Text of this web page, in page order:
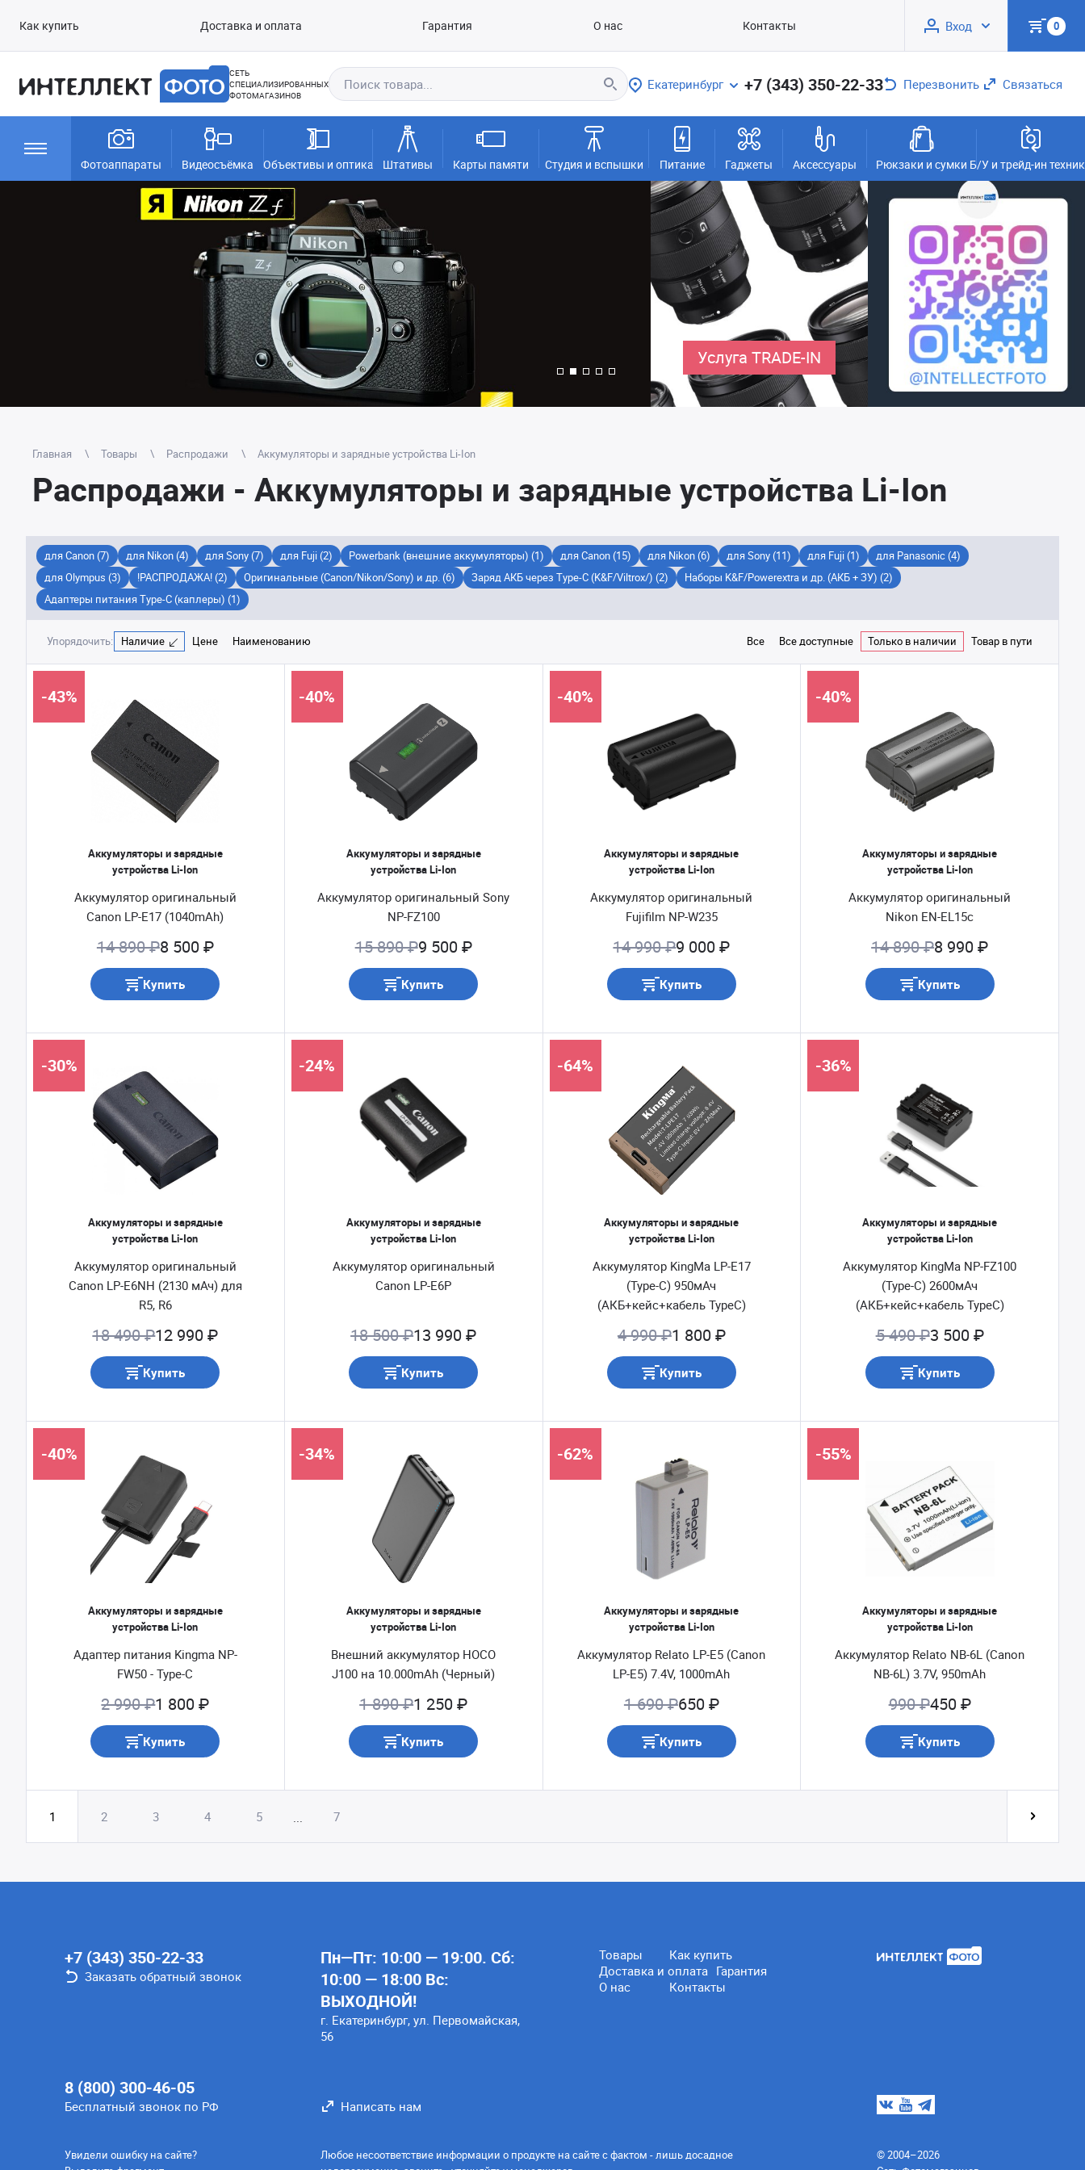
Как купить Доставка и оплата Гарантия О нас Контакты Вход 0
СЕТЬ
СПЕЦИАЛИЗИРОВАННЫХ
ФОТОМАГАЗИНОВ
Екатеринбург +7 (343) 350-22-33 Перезвонить Связаться
Фотоаппараты Видеосъёмка Объективы и оптика Штативы Карты памяти Студия и вспышки Питание Гаджеты Аксессуары Рюкзаки и сумки Б/У и трейд-ин
Услуга TRADE-IN
Главная Товары Распродажи Аккумуляторы и зарядные устройства Li-Ion
Распродажи - Аккумуляторы и зарядные устройства Li-Ion
для Canon (7) для Nikon (4) для Sony (7) для Fuji (2) Powerbank (внешние аккумуляторы) (1) для Canon (15) для Nikon (6) для Sony (11) для Fuji (1)
для Panasonic (4)
для Olympus (3)
!РАСПРОДАЖА! (2) Оригинальные (Canon/Nikon/Sony) и др. (6) Заряд АКБ через Type-C (K&F/Viltrox/) (2)
Наборы K&F/Powerextra и др. (АКБ + ЗУ) (2)
Адаптеры питания Type-C (каплеры) (1)
Упорядочить: Наличие Цене Наименованию Все Все доступные Только в наличии Товар в пути
Аккумуляторы и зарядные
устройства Li-Ion
Аккумулятор оригинальный
Canon LP-E17 (1040mAh)
-43%
14 890 ₽8 500 ₽
Купить
Аккумуляторы и зарядные
устройства Li-Ion
Аккумулятор оригинальный Sony
NP-FZ100
-40%
15 890 ₽9 500 ₽
Купить
Аккумуляторы и зарядные
устройства Li-Ion
Аккумулятор оригинальный
Fujifilm NP-W235
-40%
14 990 ₽9 000 ₽
Купить
Аккумуляторы и зарядные
устройства Li-Ion
Аккумулятор оригинальный
Nikon EN-EL15c
-40%
14 890 ₽8 990 ₽
Купить
Аккумуляторы и зарядные
устройства Li-Ion
Аккумулятор оригинальный
Canon LP-E6NH (2130 мАч) для
R5, R6
-30%
18 490 ₽12 990 ₽
Купить
Аккумуляторы и зарядные
устройства Li-Ion
Аккумулятор оригинальный
Canon LP-E6P
-24%
18 500 ₽13 990 ₽
Купить
Аккумуляторы и зарядные
устройства Li-Ion
Аккумулятор KingMa LP-E17
(Type-C) 950мАч
(АКБ+кейс+кабель TypeC)
-64%
4 990 ₽1 800 ₽
Купить
Аккумуляторы и зарядные
устройства Li-Ion
Аккумулятор KingMa NP-FZ100
(Type-C) 2600мАч
(АКБ+кейс+кабель TypeC)
-36%
5 490 ₽3 500 ₽
Купить
Аккумуляторы и зарядные
устройства Li-Ion
Адаптер питания Kingma NP-
FW50 - Type-C
-40%
2 990 ₽1 800 ₽
Купить
Аккумуляторы и зарядные
устройства Li-Ion
Внешний аккумулятор HOCO
J100 на 10.000mAh (Черный)
-34%
1 890 ₽1 250 ₽
Купить
Аккумуляторы и зарядные
устройства Li-Ion
Аккумулятор Relato LP-E5 (Canon
LP-E5) 7.4V, 1000mAh
-62%
1 690 ₽650 ₽
Купить
Аккумуляторы и зарядные
устройства Li-Ion
Аккумулятор Relato NB-6L (Canon
NB-6L) 3.7V, 950mAh
-55%
990 ₽450 ₽
Купить
1 2 3 4 5 ... 7
+7 (343) 350-22-33
Заказать обратный звонок
8 (800) 300-46-05
Бесплатный звонок по РФ
Пн—Пт: 10:00 — 19:00. Сб:
10:00 — 18:00 Вс:
ВЫХОДНОЙ!
г. Екатеринбург, ул. Первомайская,
56
Товары
Как купить
Доставка и оплата Гарантия
О нас
Контакты
Написать нам
Увидели ошибку на сайте?
Любое несоответствие информации о продукте на сайте с фактом - лишь досадное
© 2004–2026